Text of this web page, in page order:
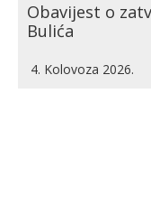
Obavijest o
Bulića
4. Kolovoza 2026.